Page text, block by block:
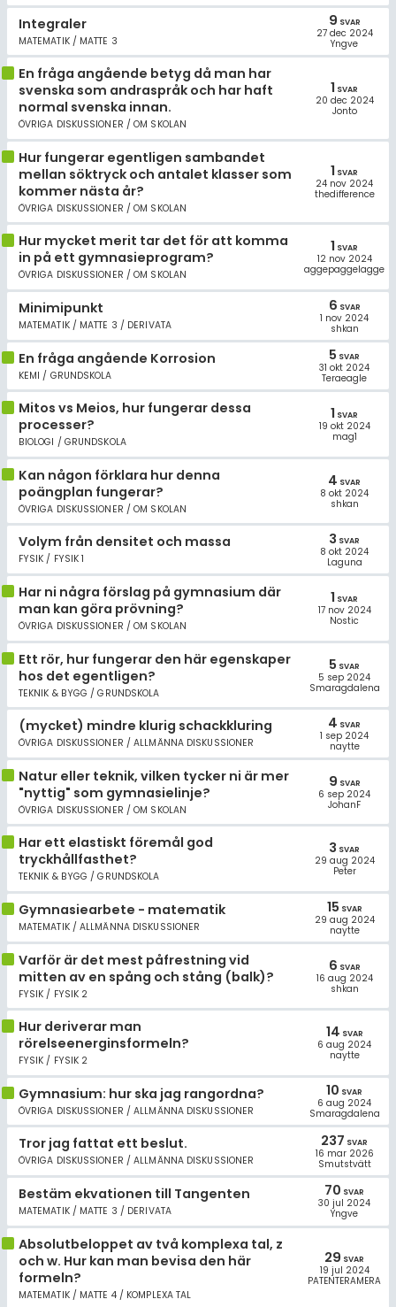
Integraler
MATEMATIK / MATTE 3
9 SVAR
27 dec 2024
Yngve
En fråga angående betyg då man har
svenska som andraspråk och har haft
normal svenska innan.
ÖVRIGA DISKUSSIONER / OM SKOLAN
1 SVAR
20 dec 2024
Jonto
Hur fungerar egentligen sambandet
mellan söktryck och antalet klasser som
kommer nästa år?
ÖVRIGA DISKUSSIONER / OM SKOLAN
1 SVAR
24 nov 2024
thedifference
Hur mycket merit tar det för att komma
in på ett gymnasieprogram?
ÖVRIGA DISKUSSIONER / OM SKOLAN
1 SVAR
12 nov 2024
aggepaggelagge
Minimipunkt
MATEMATIK / MATTE 3 / DERIVATA
6 SVAR
1 nov 2024
shkan
En fråga angående Korrosion
KEMI / GRUNDSKOLA
5 SVAR
31 okt 2024
Teraeagle
Mitos vs Meios, hur fungerar dessa
processer?
BIOLOGI / GRUNDSKOLA
1 SVAR
19 okt 2024
mag1
Kan någon förklara hur denna
poängplan fungerar?
ÖVRIGA DISKUSSIONER / OM SKOLAN
4 SVAR
8 okt 2024
shkan
Volym från densitet och massa
FYSIK / FYSIK 1
3 SVAR
8 okt 2024
Laguna
Har ni några förslag på gymnasium där
man kan göra prövning?
ÖVRIGA DISKUSSIONER / OM SKOLAN
1 SVAR
17 nov 2024
Nostic
Ett rör, hur fungerar den här egenskaper
hos det egentligen?
TEKNIK & BYGG / GRUNDSKOLA
5 SVAR
5 sep 2024
Smaragdalena
(mycket) mindre klurig schackkluring
ÖVRIGA DISKUSSIONER / ALLMÄNNA DISKUSSIONER
4 SVAR
1 sep 2024
naytte
Natur eller teknik, vilken tycker ni är mer
"nyttig" som gymnasielinje?
ÖVRIGA DISKUSSIONER / OM SKOLAN
9 SVAR
6 sep 2024
JohanF
Har ett elastiskt föremål god
tryckhållfasthet?
TEKNIK & BYGG / GRUNDSKOLA
3 SVAR
29 aug 2024
Peter
Gymnasiearbete - matematik
MATEMATIK / ALLMÄNNA DISKUSSIONER
15 SVAR
29 aug 2024
naytte
Varför är det mest påfrestning vid
mitten av en spång och stång (balk)?
FYSIK / FYSIK 2
6 SVAR
16 aug 2024
shkan
Hur deriverar man
rörelseenerginsformeln?
FYSIK / FYSIK 2
14 SVAR
6 aug 2024
naytte
Gymnasium: hur ska jag rangordna?
ÖVRIGA DISKUSSIONER / ALLMÄNNA DISKUSSIONER
10 SVAR
6 aug 2024
Smaragdalena
Tror jag fattat ett beslut.
ÖVRIGA DISKUSSIONER / ALLMÄNNA DISKUSSIONER
237 SVAR
16 mar 2026
Smutstvätt
Bestäm ekvationen till Tangenten
MATEMATIK / MATTE 3 / DERIVATA
70 SVAR
30 jul 2024
Yngve
Absolutbeloppet av två komplexa tal, z
och w. Hur kan man bevisa den här
formeln?
MATEMATIK / MATTE 4 / KOMPLEXA TAL
29 SVAR
19 jul 2024
PATENTERAMERA